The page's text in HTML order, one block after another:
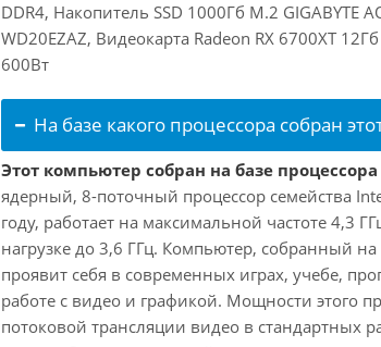
DDR4, Накопитель SSD 1000Гб M.2 GIGABYTE
WD20EZAZ, Видеокарта Radeon RX 6700XT
600Вт
На базе какого процессора собран
Этот компьютер собран на базе
ядерный, 8-поточный процессор семейства
году, работает на максимальной частоте 4,3
нагрузке до 3,6 ГГц. Компьютер, собранный на
проявит себя в современных играх, учебе,
работе с видео и графикой. Мощности этого
потоковой трансляции видео в стандартных